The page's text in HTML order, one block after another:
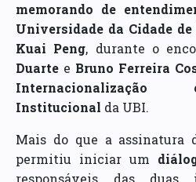
memorando de
Universidade da Cidade
Kuai Peng, durante o
Duarte e Bruno Ferreira
Internacionalização
Institucional da UBI.
Mais do que a assinatura
permitiu iniciar um
responsáveis das